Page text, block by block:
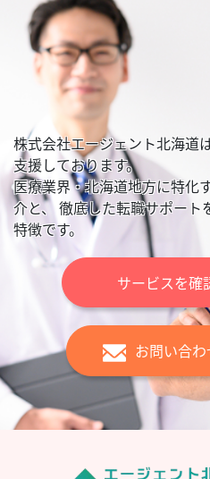
株式会社エージェント北海道
支援しております。
医療業界・北海道地方に特化
介と、 徹底した転職サポート
特徴です。
サービスを確
お問い合